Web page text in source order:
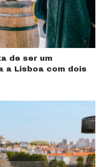
de ser um
a Lisboa com dois